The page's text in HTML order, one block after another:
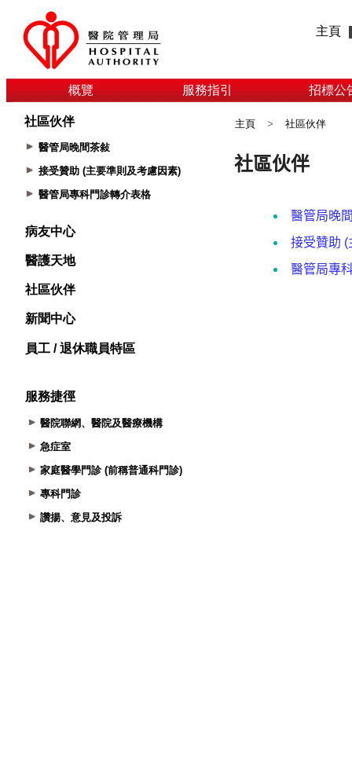
主頁
概覽 服務指引 招標公
社區伙伴
醫管局晚間茶敍
接受贊助 (主要準則及考慮因素)
醫管局專科門診轉介表格
病友中心
醫護天地
社區伙伴
新聞中心
員工 / 退休職員特區
服務捷徑
醫院聯網、醫院及醫療機構
急症室
家庭醫學門診 (前稱普通科門診)
專科門診
讚揚、意見及投訴
主頁 > 社區伙伴